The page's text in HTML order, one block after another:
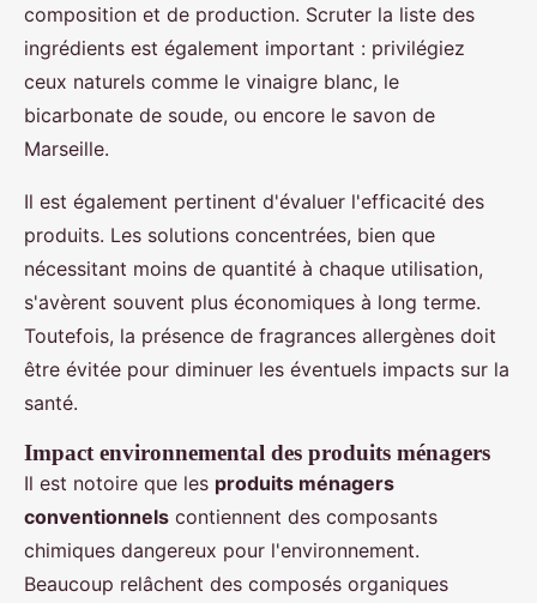
composition et de production. Scruter la liste des
ingrédients est également important : privilégiez
ceux naturels comme le vinaigre blanc, le
bicarbonate de soude, ou encore le savon de
Marseille.
Il est également pertinent d'évaluer l'efficacité des
produits. Les solutions concentrées, bien que
nécessitant moins de quantité à chaque utilisation,
s'avèrent souvent plus économiques à long terme.
Toutefois, la présence de fragrances allergènes doit
être évitée pour diminuer les éventuels impacts sur la
santé.
Impact environnemental des produits ménagers
Il est notoire que les produits ménagers
conventionnels contiennent des composants
chimiques dangereux pour l'environnement.
Beaucoup relâchent des composés organiques